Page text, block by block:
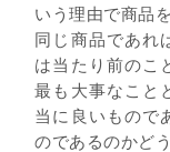
いう理由で商品
同じ商品であれ
は当たり前のこ
最も大事なこと
当に良いもので
のであるのかど